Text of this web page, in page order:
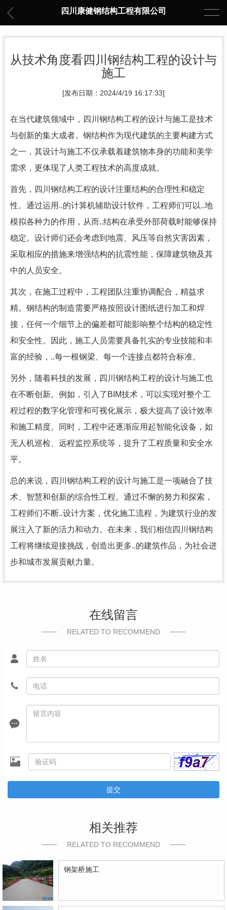
四川康健钢结构工程有限公司
从技术角度看四川钢结构工程的设计与
施工
[发布日期：2024/4/19 16:17:33]
在当代建筑领域中，四川钢结构工程的设计与施工是技术
与创新的集大成者。钢结构作为现代建筑的主要构建方式
之一，其设计与施工不仅承载着建筑物本身的功能和美学
需求，更体现了人类工程技术的高度成就。
首先，四川钢结构工程的设计注重结构的合理性和稳定
性。通过运用..的计算机辅助设计软件，工程师们可以..地
模拟各种力的作用，从而..结构在承受外部荷载时能够保持
稳定。设计师们还会考虑到地震、风压等自然灾害因素，
采取相应的措施来增强结构的抗震性能，保障建筑物及其
中的人员安全。
其次，在施工过程中，工程团队注重协调配合，精益求
精。钢结构的制造需要严格按照设计图纸进行加工和焊
接，任何一个细节上的偏差都可能影响整个结构的稳定性
和安全性。因此，施工人员需要具备扎实的专业技能和丰
富的经验，..每一根钢梁、每一个连接点都符合标准。
另外，随着科技的发展，四川钢结构工程的设计与施工也
在不断创新。例如，引入了BIM技术，可以实现对整个工
程过程的数字化管理和可视化展示，极大提高了设计效率
和施工精度。同时，工程中还逐渐应用起智能化设备，如
无人机巡检、远程监控系统等，提升了工程质量和安全水
平。
总的来说，四川钢结构工程的设计与施工是一项融合了技
术、智慧和创新的综合性工程。通过不懈的努力和探索，
工程师们不断..设计方案，优化施工流程，为建筑行业的发
展注入了新的活力和动力。在未来，我们相信四川钢结构
工程将继续迎接挑战，创造出更多..的建筑作品，为社会进
步和城市发展贡献力量。
在线留言
RELATED TO RECOMMEND
提交
相关推荐
RELATED TO RECOMMEND
钢架桥施工